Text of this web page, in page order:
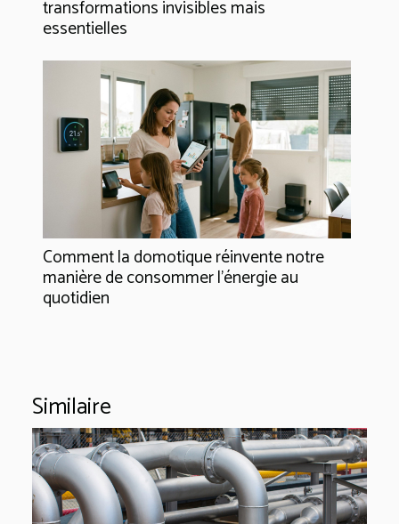
transformations invisibles mais
essentielles
Comment la domotique réinvente notre
manière de consommer l'énergie au
quotidien
Similaire